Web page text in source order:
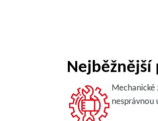
Mechanické
nesprávnou